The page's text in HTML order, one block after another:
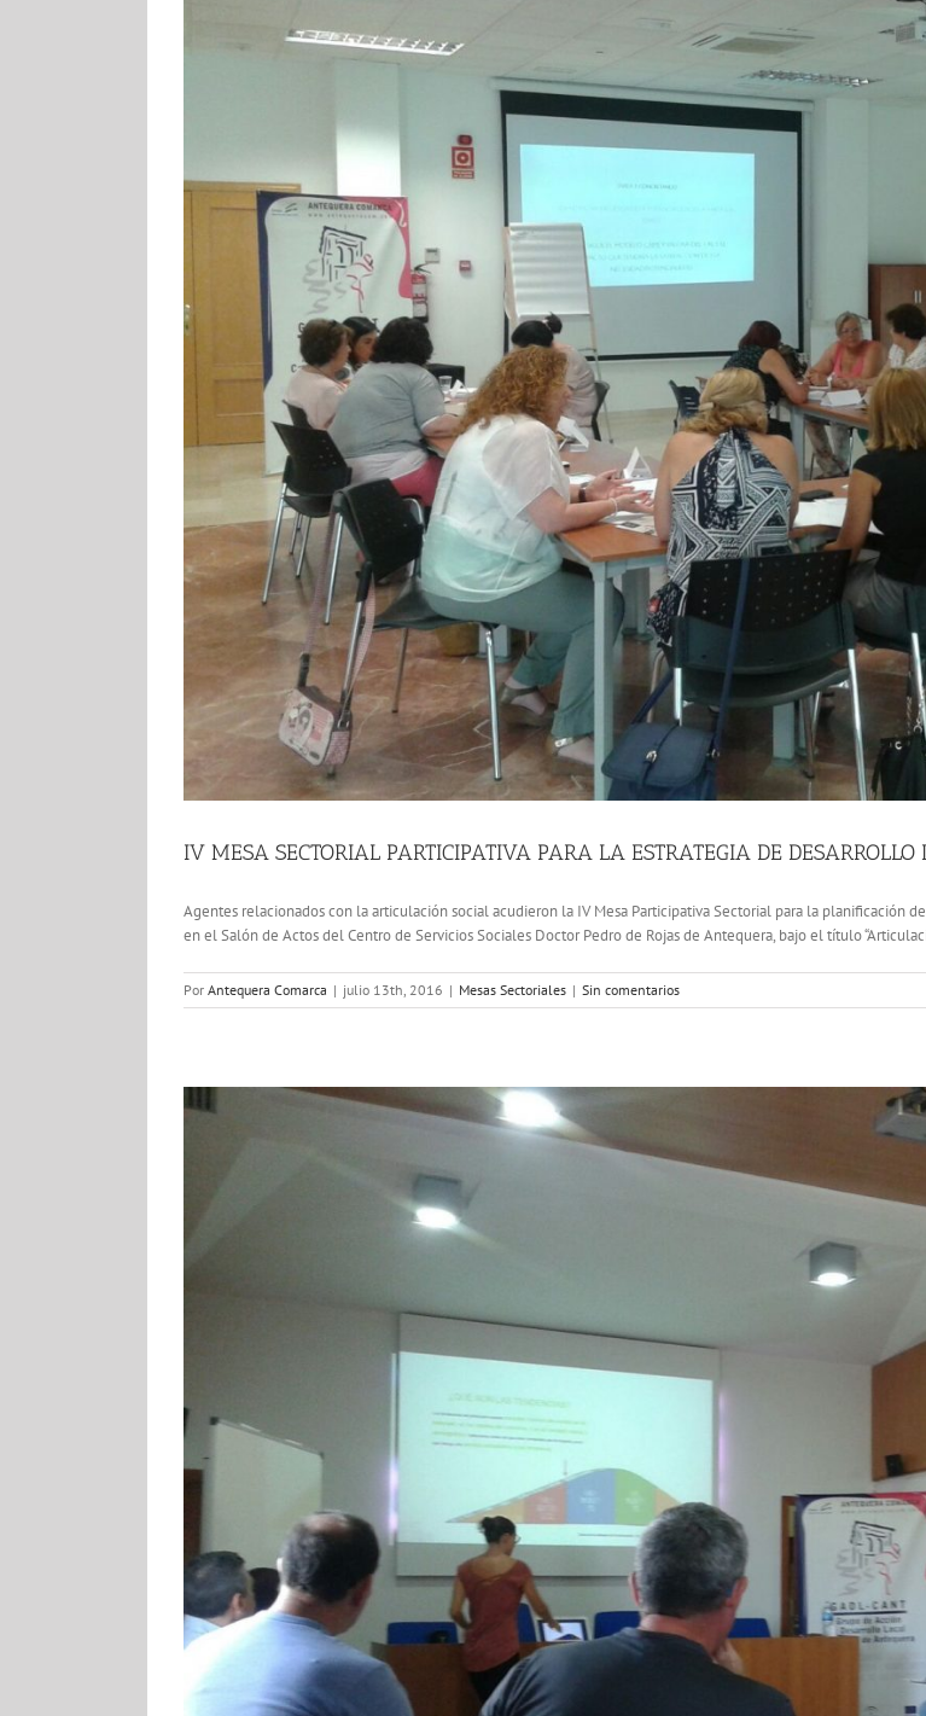
IV MESA SECTORIAL PARTICIPATIVA PARA LA ESTRATEGIA DE
Agentes relacionados con la articulación social acudieron la IV Mesa Participativa Sectorial para la planificación
en el Salón de Actos del Centro de Servicios Sociales Doctor Pedro de Rojas de Antequera, bajo el título
Por Antequera Comarca | julio 13th, 2016 | Mesas Sectoriales | Sin comentarios